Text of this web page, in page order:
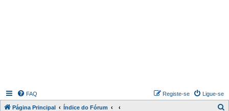
FAQ Ligue-se
Registe-se
Página Principal Índice do Fórum